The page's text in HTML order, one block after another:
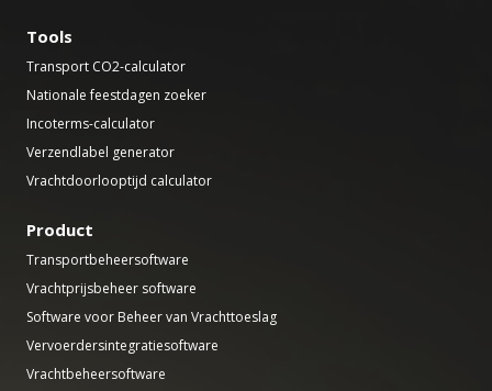
Tools
Transport CO2-calculator
Nationale feestdagen zoeker
Incoterms-calculator
Verzendlabel generator
Vrachtdoorlooptijd calculator
Product
Transportbeheersoftware
Vrachtprijsbeheer software
Software voor Beheer van Vrachttoeslag
Vervoerdersintegratiesoftware
Vrachtbeheersoftware